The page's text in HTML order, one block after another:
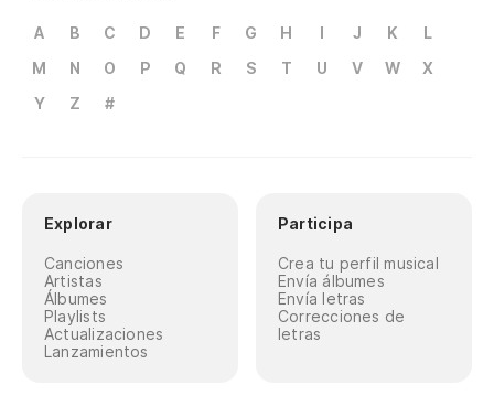
A B C D E F G H I J K
L
M
N O P Q R S T U V W
X
Y
Z #
Explorar
Canciones
Artistas
Álbumes
Playlists
Actualizaciones
Lanzamientos
Participa
Crea tu perfil musical
Envía álbumes
Envía letras
Correcciones de
letras